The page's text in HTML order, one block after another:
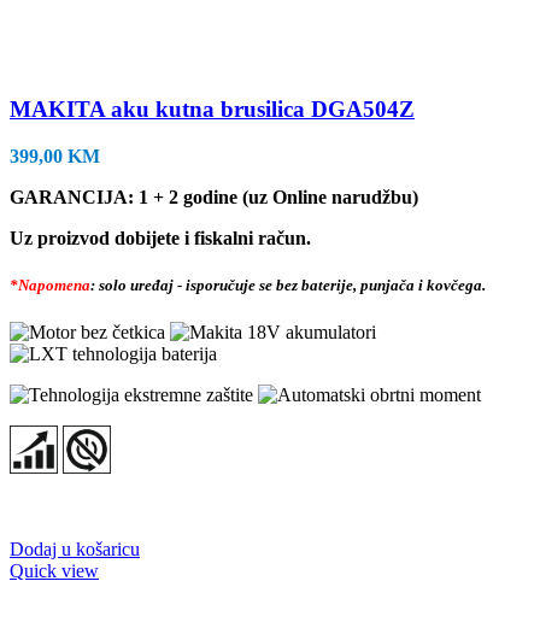
MAKITA aku kutna brusilica DGA504Z
399,00 KM
GARANCIJA: 1 + 2 godine (uz Online narudžbu)
Uz proizvod dobijete i fiskalni račun.
*Napomena: solo uređaj - isporučuje se bez baterije, punjača i kovčega.
Dodaj u košaricu
Quick view